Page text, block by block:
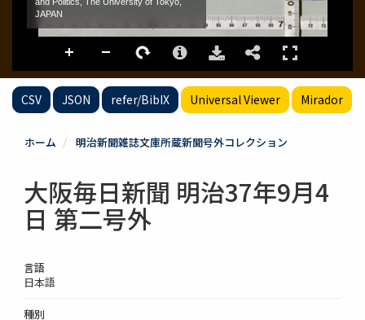
CSV JSON refer/BibIX Universal Viewer Mirador
ホーム 明治新聞雑誌文庫所蔵新聞号外コレクション
大阪毎日新聞 明治37年9月4
日 第二号外
言語
日本語
種別